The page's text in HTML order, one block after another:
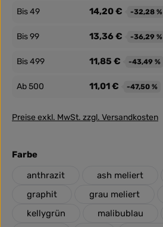
Bis49 14,20 € -32,28 %
Bis99 13,36 € -36,29 %
Bis499 11,85 € -43,49 %
Ab500 11,01 € -47,50 %
Preise exkl. MwSt. zzgl. Versandkosten
Farbeauswählen
anthrazit
ash meliert
graphit
grau meliert
kellygrün
malibublau